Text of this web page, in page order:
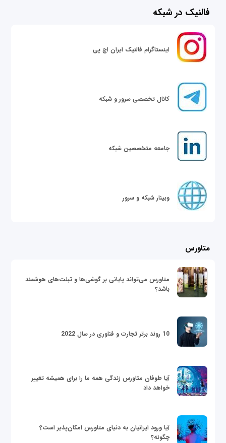
فالنیک در شبکه
اینستاگرام فالنیک ایران اچ پی
کانال تخصصی سرور و شبکه
جامعه متخصصین شبکه
وبینار شبکه و سرور
متاورس
متاورس می‌تواند پایانی بر گوشی‌ها و تبلت‌های هوشمند
باشد؟
10 روند برتر تجارت و فناوری در سال 2022
آیا طوفان متاورس زندگی همه ما را برای همیشه تغییر
خواهد داد
آیا ورود ایرانیان به دنیای متاورس امکان‌پذیر است؟
چگونه؟